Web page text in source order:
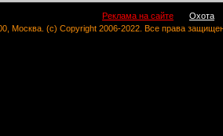
Реклама на сайте Охота
Москва. (c) Copyright 2006-2022. Все права